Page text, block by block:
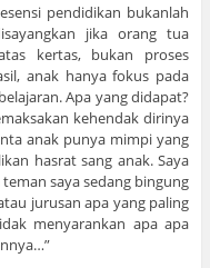
pendidikan bukanlah
jika orang tua
kertas, bukan proses
anak hanya fokus pada
Apa yang didapat?
kehendak dirinya
anak punya mimpi yang
hasrat sang anak. Saya
saya sedang bingung
jurusan apa yang paling
menyarankan apa apa